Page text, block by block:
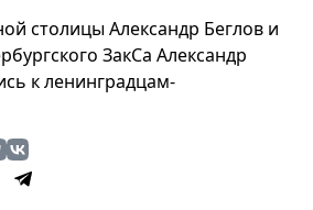
столицы Александр Беглов и
ЗакСа Александр
к ленинградцам-